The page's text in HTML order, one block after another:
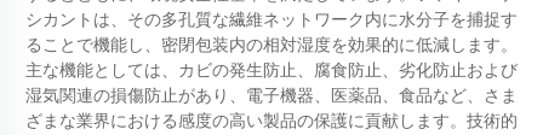
シカントは、その多孔質な繊維ネットワーク内に水分子を捕捉す
ることで機能し、密閉包装内の相対湿度を効果的に低減します。
主な機能としては、カビの発生防止、腐食防止、劣化防止および
湿気関連の損傷防止があり、電子機器、医薬品、食品など、さま
ざまな業界における感度の高い製品の保護に貢献します。技術的